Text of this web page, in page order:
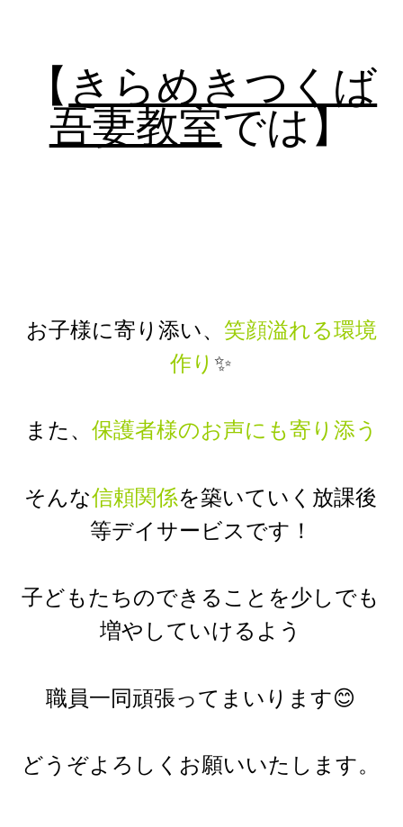
【 きらめきつくば
吾妻教室では】
お子様に寄り添い、 笑顔溢れる環境
作り ✨
また、 保護者様のお声にも寄り添う
そんな信頼関係を築いていく放課後
等デイサービスです！
子どもたちのできることを少しでも
増やしていけるよう
職員一同頑張ってまいります😊
どうぞよろしくお願いいたします。